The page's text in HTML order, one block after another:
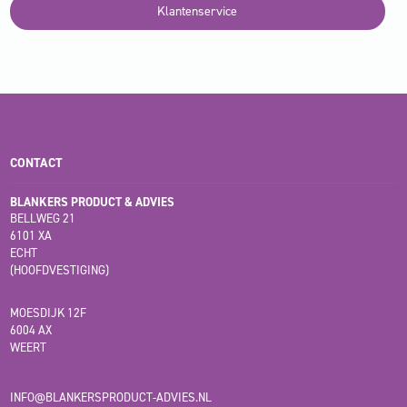
Klantenservice
CONTACT
BLANKERS PRODUCT & ADVIES
BELLWEG 21
6101 XA
ECHT
(HOOFDVESTIGING)
MOESDIJK 12F
6004 AX
WEERT
INFO@BLANKERSPRODUCT-ADVIES.NL